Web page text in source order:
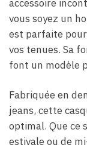
accessoire
vous soyez un
est parfaite
vos tenues. Sa
font un modèle
Fabriquée en
jeans, cette
optimal. Que ce
estivale ou de